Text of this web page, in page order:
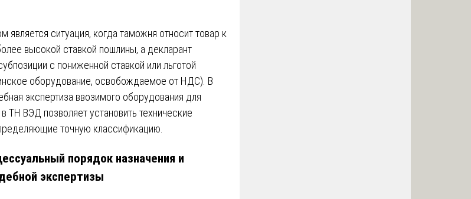
является ситуация, когда таможня относит товар к
высокой ставкой пошлины, а декларант
с пониженной ставкой или льготой
оборудование, освобождаемое от НДС). В
экспертиза ввозимого оборудования для
ТН ВЭД позволяет установить технические
точную классификацию.
порядок назначения и
экспертизы